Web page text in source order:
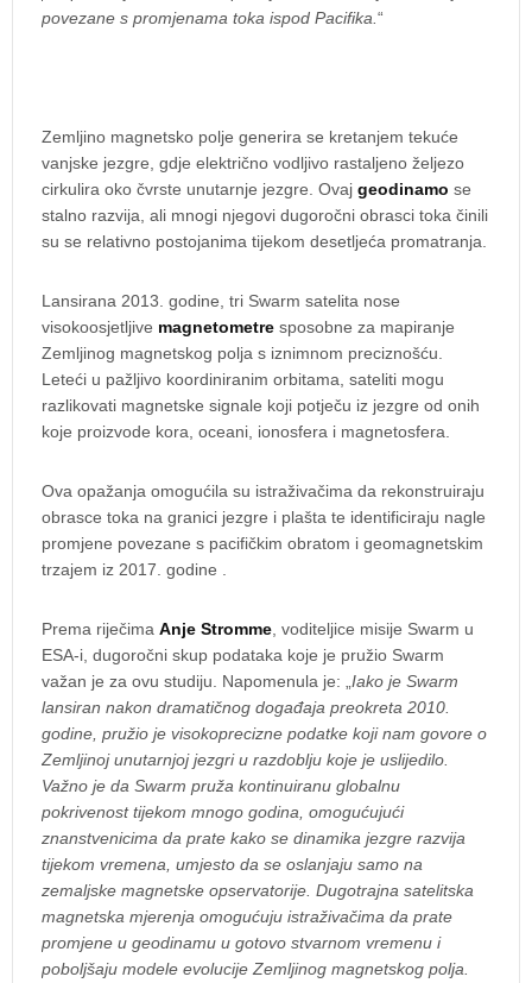
povezane s promjenama toka ispod Pacifika. “
Zemljino magnetsko polje generira se kretanjem tekuće
vanjske jezgre, gdje električno vodljivo rastaljeno željezo
cirkulira oko čvrste unutarnje jezgre. Ovaj geodinamo se
stalno razvija, ali mnogi njegovi dugoročni obrasci toka činili
su se relativno postojanima tijekom desetljeća promatranja.
Lansirana 2013. godine, tri Swarm satelita nose
visokoosjetljive magnetometre sposobne za mapiranje
Zemljinog magnetskog polja s iznimnom preciznošću.
Leteći u pažljivo koordiniranim orbitama, sateliti mogu
razlikovati magnetske signale koji potječu iz jezgre od onih
koje proizvode kora, oceani, ionosfera i magnetosfera.
Ova opažanja omogućila su istraživačima da rekonstruiraju
obrasce toka na granici jezgre i plašta te identificiraju nagle
promjene povezane s pacifičkim obratom i geomagnetskim
trzajem iz 2017. godine .
Prema riječima Anje Stromme , voditeljice misije Swarm u
ESA-i, dugoročni skup podataka koje je pružio Swarm
važan je za ovu studiju. Napomenula je: „ Iako je Swarm
lansiran nakon dramatičnog događaja preokreta 2010.
godine, pružio je visokoprecizne podatke koji nam govore o
Zemljinoj unutarnjoj jezgri u razdoblju koje je uslijedilo.
Važno je da Swarm pruža kontinuiranu globalnu
pokrivenost tijekom mnogo godina, omogućujući
znanstvenicima da prate kako se dinamika jezgre razvija
tijekom vremena, umjesto da se oslanjaju samo na
zemaljske magnetske opservatorije. Dugotrajna satelitska
magnetska mjerenja omogućuju istraživačima da prate
promjene u geodinamu u gotovo stvarnom vremenu i
poboljšaju modele evolucije Zemljinog magnetskog polja.